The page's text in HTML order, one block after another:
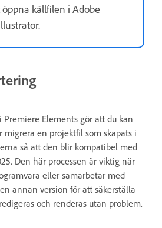
källfilen i Adobe
i Premiere Elements gör att du kan
migrera en projektfil som skapats i
så att den blir kompatibel med
Den här processen är viktig när
eller samarbetar med
annan version för att säkerställa
och renderas utan problem.